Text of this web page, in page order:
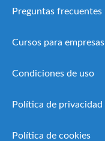
Preguntas frecuentes
Cursos para empresas
Condiciones de uso
Política de privacidad
Política de cookies